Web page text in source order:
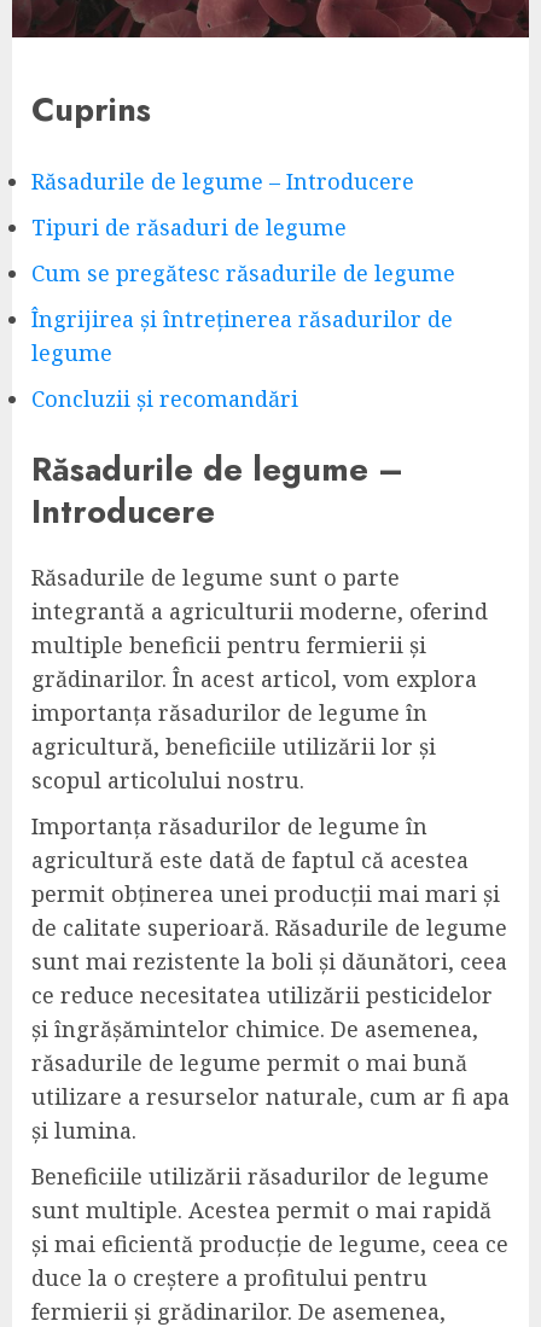
Cuprins
Răsadurile de legume – Introducere
Tipuri de răsaduri de legume
Cum se pregătesc răsadurile de legume
Îngrijirea și întreținerea răsadurilor de
legume
Concluzii și recomandări
Răsadurile de legume –
Introducere
Răsadurile de legume sunt o parte
integrantă a agriculturii moderne, oferind
multiple beneficii pentru fermierii și
grădinarilor. În acest articol, vom explora
importanța răsadurilor de legume în
agricultură, beneficiile utilizării lor și
scopul articolului nostru.
Importanța răsadurilor de legume în
agricultură este dată de faptul că acestea
permit obținerea unei producții mai mari și
de calitate superioară. Răsadurile de legume
sunt mai rezistente la boli și dăunători, ceea
ce reduce necesitatea utilizării pesticidelor
și îngrășămintelor chimice. De asemenea,
răsadurile de legume permit o mai bună
utilizare a resurselor naturale, cum ar fi apa
și lumina.
Beneficiile utilizării răsadurilor de legume
sunt multiple. Acestea permit o mai rapidă
și mai eficientă producție de legume, ceea ce
duce la o creștere a profitului pentru
fermierii și grădinarilor. De asemenea,